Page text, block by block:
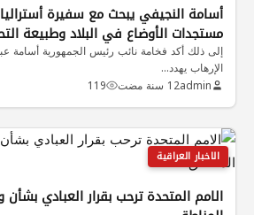
أسامة النجيفي يبحث مع سفيرة
مستجدات الأوضاع في البلاد وطبيعة
إلى ذلك أكد فخامة نائب رئيس الجمهورية أسامة
الإرهاب يهدد…
admin12 سنة مضت 119
الاخبار العراقية
الامم المتحدة ترحب بقرار العبادي